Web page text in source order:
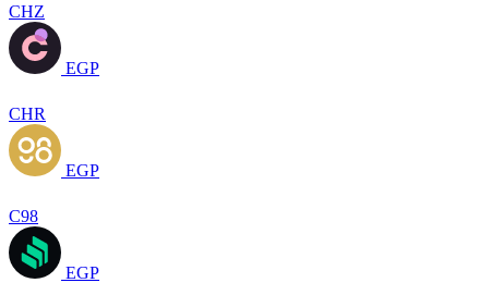
CHZ
EGP
CHR
EGP
C98
EGP